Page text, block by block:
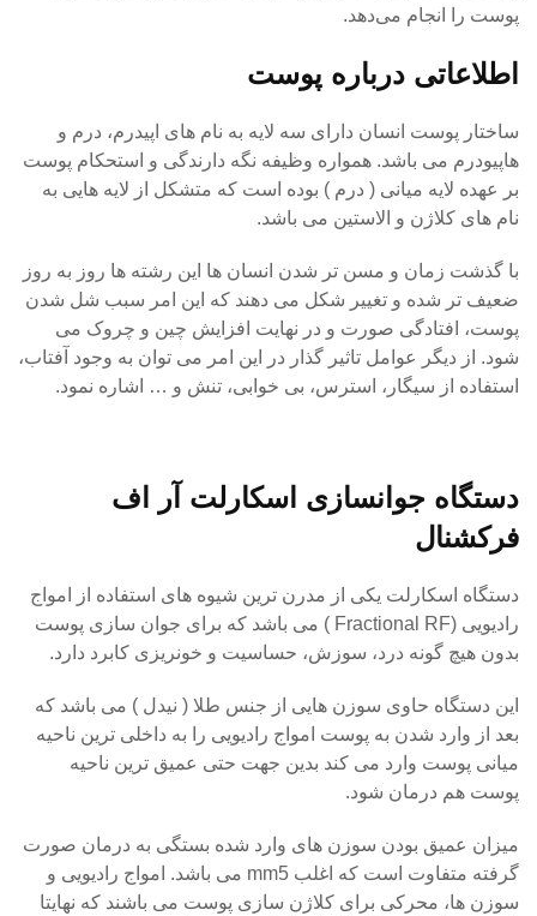
پوست را انجام می‌دهد.
اطلاعاتی درباره پوست
ساختار پوست انسان دارای سه لایه به نام های اپیدرم، درم و
هاپیودرم می باشد. همواره وظیفه نگه دارندگی و استحکام پوست
بر عهده لایه میانی ( درم ) بوده است که متشکل از لایه هایی به
نام های کلاژن و الاستین می باشد.
با گذشت زمان و مسن تر شدن انسان ها این رشته ها روز به روز
ضعیف تر شده و تغییر شکل می دهند که این امر سبب شل شدن
پوست، افتادگی صورت و در نهایت افزایش چین و چروک می
شود. از دیگر عوامل تاثیر گذار در این امر می توان به وجود آفتاب،
استفاده از سیگار، استرس، بی خوابی، تنش و … اشاره نمود.
دستگاه جوانسازی اسکارلت آر اف
فرکشنال
دستگاه اسکارلت یکی از مدرن ترین شیوه های استفاده از امواج
رادیویی (Fractional RF ) می باشد که برای جوان سازی پوست
بدون هیچ گونه درد، سوزش، حساسیت و خونریزی کابرد دارد.
این دستگاه حاوی سوزن هایی از جنس طلا ( نیدل ) می باشد که
بعد از وارد شدن به پوست امواج رادیویی را به داخلی ترین ناحیه
میانی پوست وارد می کند بدین جهت حتی عمیق ترین ناحیه
پوست هم درمان شود.
میزان عمیق بودن سوزن های وارد شده بستگی به درمان صورت
گرفته متفاوت است که اغلب mm5 می باشد. امواج رادیویی و
سوزن ها، محرکی برای کلاژن سازی پوست می باشند که نهایتا